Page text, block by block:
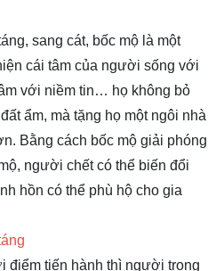
sang cát, bốc mộ là một
cái tâm của người sống với
với niềm tin… họ không bỏ
ẩm, mà tặng họ một ngôi nhà
Bằng cách bốc mộ giải phóng
người chết có thể biến đổi
hồn có thể phù hộ cho gia
điểm tiến hành thì người trong